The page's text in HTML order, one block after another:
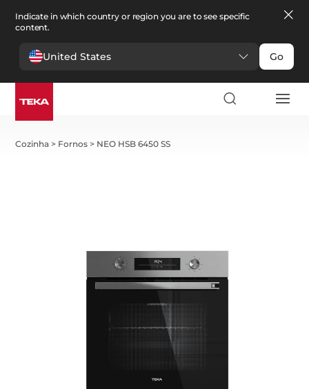
Indicate in which country or region you are to see specific
content.
United States Go
Cozinha > Fornos > NEO HSB 6450 SS